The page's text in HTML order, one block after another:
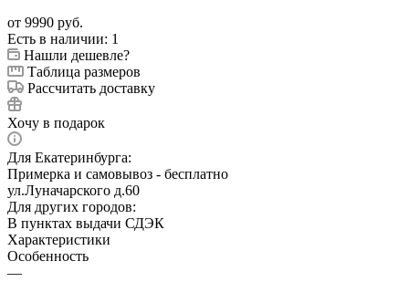
от 9990 руб.
Есть в наличии: 1
Нашли дешевле?
Таблица размеров
Рассчитать доставку
Хочу в подарок
Для Екатеринбурга:
Примерка и самовывоз - бесплатно
ул.Луначарского д.60
Для других городов:
В пунктах выдачи СДЭК
Характеристики
Особенность
—